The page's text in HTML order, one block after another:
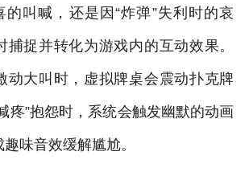
的叫喊，还是因“炸弹”失利时的哀
捕捉并转化为游戏内的互动效果。
动大叫时，虚拟牌桌会震动扑克牌
疼”抱怨时，系统会触发幽默的动画
味音效缓解尴尬。